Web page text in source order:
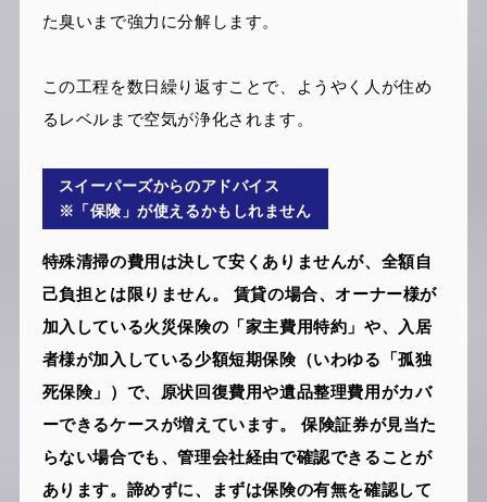
た臭いまで強力に分解します。
この工程を数日繰り返すことで、ようやく人が住め
るレベルまで空気が浄化されます。
スイーパーズからのアドバイス
※「保険」が使えるかもしれません
特殊清掃の費用は決して安くありませんが、全額自
己負担とは限りません。 賃貸の場合、オーナー様が
加入している火災保険の「家主費用特約」や、入居
者様が加入している少額短期保険（いわゆる「孤独
死保険」）で、原状回復費用や遺品整理費用がカバ
ーできるケースが増えています。 保険証券が見当た
らない場合でも、管理会社経由で確認できることが
あります。諦めずに、まずは保険の有無を確認して